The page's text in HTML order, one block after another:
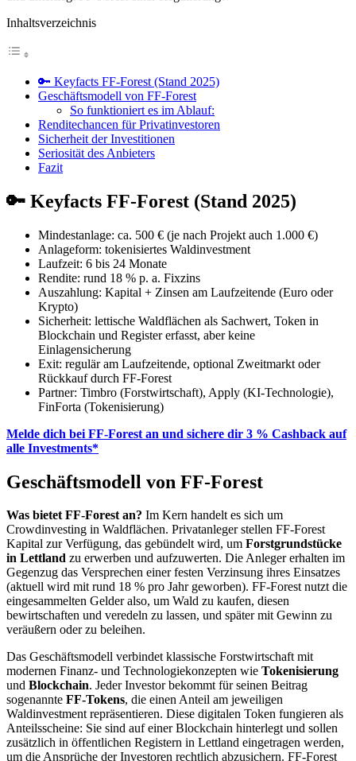
Inhaltsverzeichnis
🔑 Keyfacts FF-Forest (Stand 2025)
Geschäftsmodell von FF-Forest
So funktioniert es im Ablauf:
Renditechancen für Privatinvestoren
Sicherheit der Investitionen
Seriosität des Anbieters
Fazit
🔑 Keyfacts FF-Forest (Stand 2025)
Mindestanlage: ca. 500 € (je nach Projekt auch 1.000 €)
Anlageform: tokenisiertes Waldinvestment
Laufzeit: 6 bis 24 Monate
Rendite: rund 18 % p. a. Fixzins
Auszahlung: Kapital + Zinsen am Laufzeitende (Euro oder
Krypto)
Sicherheit: lettische Waldflächen als Sachwert, Token in
Blockchain und Register erfasst, aber keine
Einlagensicherung
Exit: regulär am Laufzeitende, optional Zweitmarkt oder
Rückkauf durch FF-Forest
Partner: Timbro (Forstwirtschaft), Apply (KI-Technologie),
FinForta (Tokenisierung)
Melde dich bei FF-Forest an und sichere dir 3 % Cashback auf
alle Investments*
Geschäftsmodell von FF-Forest
Was bietet FF-Forest an? Im Kern handelt es sich um
Crowdinvesting in Waldflächen. Privatanleger stellen FF-Forest
Kapital zur Verfügung, das gebündelt wird, um Forstgrundstücke
in Lettland zu erwerben und aufzuwerten. Die Anleger erhalten im
Gegenzug das Versprechen einer festen Verzinsung ihres Einsatzes
(aktuell wird mit rund 18 % pro Jahr geworben). FF-Forest nutzt die
eingesammelten Gelder also, um Wald zu kaufen, diesen
bewirtschaften und veredeln zu lassen, und später mit Gewinn zu
veräußern oder zu beleihen.
Das Geschäftsmodell verbindet klassische Forstwirtschaft mit
modernen Finanz- und Technologiekonzepten wie Tokenisierung
und Blockchain. Jeder Investor bekommt für seinen Beitrag
sogenannte FF-Tokens, die einen Anteil am jeweiligen
Waldinvestment repräsentieren. Diese digitalen Token fungieren als
Anteilsscheine: Sie sind auf einer Blockchain hinterlegt und sollen
zusätzlich in öffentlichen Registern in Lettland eingetragen werden,
um die Ansprüche der Investoren rechtlich abzusichern. FF-Forest